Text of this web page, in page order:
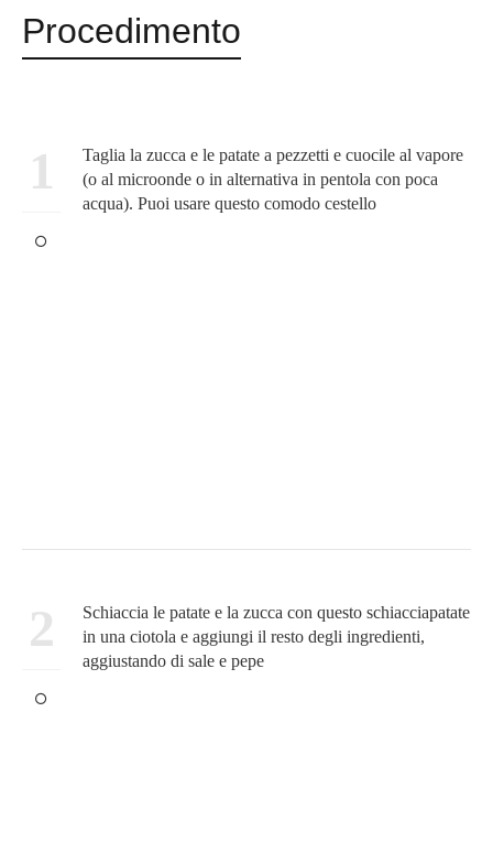
Procedimento
1
Taglia la zucca e le patate a pezzetti e cuocile al vapore
(o al microonde o in alternativa in pentola con poca
acqua). Puoi usare questo comodo cestello
2
Schiaccia le patate e la zucca con questo schiacciapatate
in una ciotola e aggiungi il resto degli ingredienti,
aggiustando di sale e pepe